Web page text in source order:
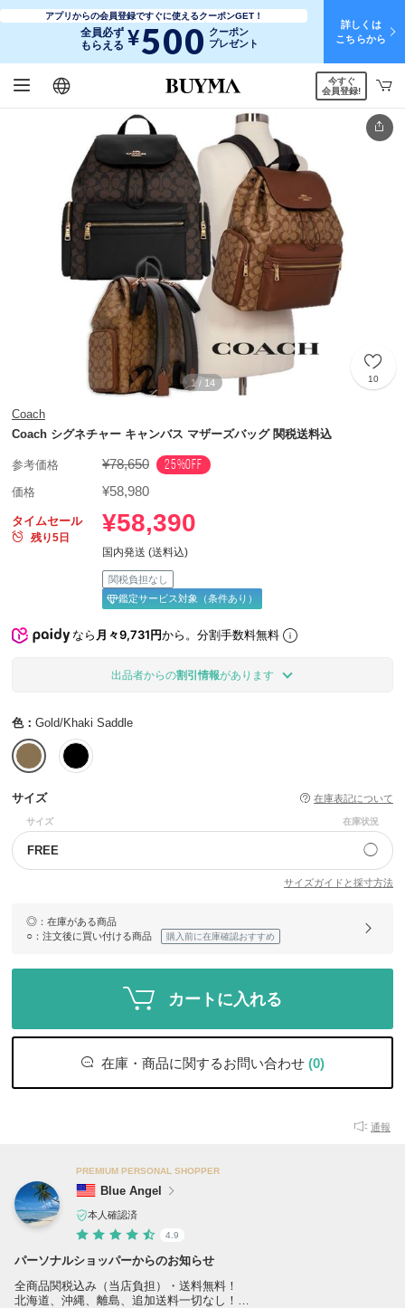
アプリからの会員登録ですぐに使えるクーポンGET！
全員必ず
もらえる ¥500 クーポン
プレゼント
詳しくは
こちらから
日本語
English
简体中文
繁體中文
今すぐ
会員登録!
1 / 14 10
Coach
Coach シグネチャー キャンバス マザーズバッグ 関税送料込
参考価格 ¥78,650 25%OFF
価格 ¥58,980
タイムセール
残り5日
¥58,390
国内発送 (送料込)
関税負担なし
鑑定サービス対象（条件あり）
なら月々9,731円から。分割手数料無料
出品者からの割引情報があります
色： Gold/Khaki Saddle
サイズ 在庫表記について
サイズ 在庫状況
FREE ◯
サイズガイドと採寸方法
◎ ：在庫がある商品
○ ：注文後に買い付ける商品 購入前に在庫確認おすすめ
カートに入れる
在庫・商品に関するお問い合わせ (0)
通報
PREMIUM PERSONAL SHOPPER
Blue Angel
本人確認済
4.9
パーソナルショッパーからのお知らせ
全商品関税込み（当店負担）・送料無料！
北海道、沖縄、離島、追加送料一切なし！